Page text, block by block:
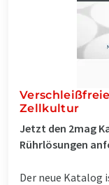
Zellkultur
Jetzt den 2mag
Rührlösungen
Der neue